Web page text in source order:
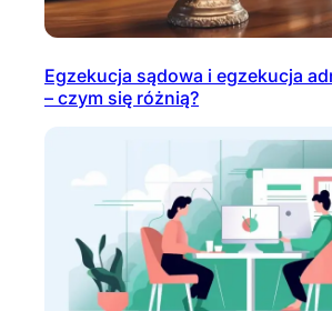
Egzekucja sądowa i egzekucja
– czym się różnią?